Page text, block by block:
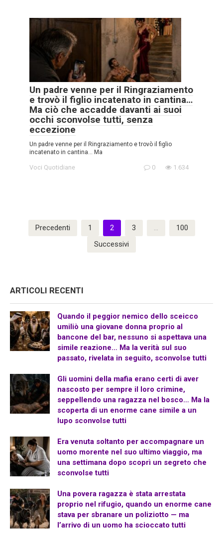
Un padre venne per il Ringraziamento
e trovò il figlio incatenato in cantina…
Ma ciò che accadde davanti ai suoi
occhi sconvolse tutti, senza
eccezione
Un padre venne per il Ringraziamento e trovò il figlio
incatenato in cantina… Ma
Voci Quotidiane 0 1.634
PaginazionePrecedenti 1 2 3 …
100
Successivi
ARTICOLI RECENTI
Quando il peggior nemico dello sceicco
umiliò una giovane donna proprio al
bancone del bar, nessuno si aspettava una
simile reazione… Ma la verità sul suo
passato, rivelata in seguito, sconvolse tutti
Gli uomini della mafia erano certi di aver
nascosto per sempre il loro crimine,
seppellendo una ragazza nel bosco… Ma la
scoperta di un enorme cane simile a un
lupo sconvolse tutti
Era venuta soltanto per accompagnare un
uomo morente nel suo ultimo viaggio, ma
una settimana dopo scoprì un segreto che
sconvolse tutti
Una povera ragazza è stata arrestata
proprio nel rifugio, quando un enorme cane
stava per sbranare un poliziotto — ma
l’arrivo di un uomo ha scioccato tutti